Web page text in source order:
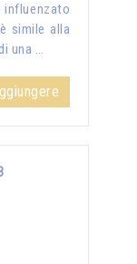
influenzato
simile alla
una …